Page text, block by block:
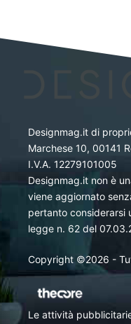
Designmag.it di
Marchese 10, 00141
I.V.A. 12279101005
Designmag.it non è
viene aggiornato
pertanto considerarsi
legge n. 62 del
Copyright ©2026 -
Le attività